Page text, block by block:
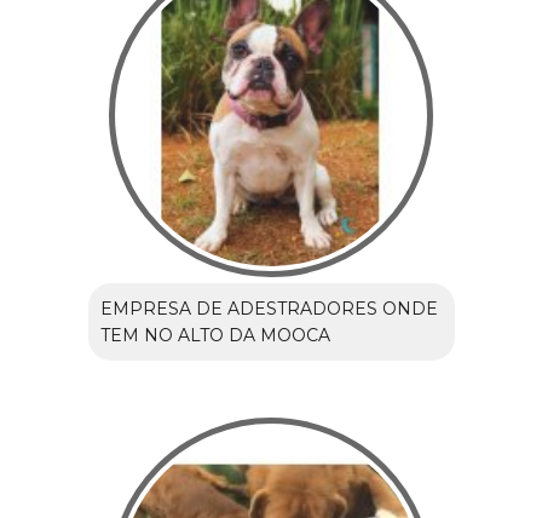
EMPRESA DE ADESTRADORES ONDE
TEM NO ALTO DA MOOCA